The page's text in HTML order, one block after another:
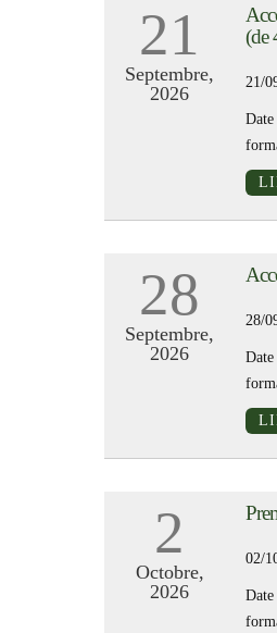
21
Septembre,
2026
(de
21/
28
Septembre,
2026
28/
2
Octobre,
2026
02/